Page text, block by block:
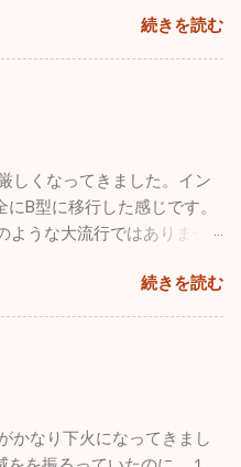
にも様々な飛行機がたくさ
むことができるよう工夫
とかなり長時間お話をしま
い事はたくさんあると思い
をかなり詳しく聞くこと
換になりますね。今回は大
日中過ごすことができたの
と時でした。最近は忙しす
いてもストレスがたまり
リアが分かれており、うち
らず！常に全力疾走。他
。時々走りますが自分のペ
すかね♪♪ そして昨年心臓
歳のシルバーの「ラヴ
劣らない走りっぷり。本当
すが、それでも狭い空間
ることはありませんので、
良い年でありますように！
しくお願い致します！！
インフルエンザはB型が出て
はほとんどがA型でしたが、
がB型でした。コロナも４名
油断はできませんね。引
されましたか。自分は久し
休みを頂いたのでワンコ達
いました。 12/26診療終了
。24時間の船旅でしたが、
っという間でした。船には
・売店はもちろん、ジ
ですが、経験したことがな
続きを読む
しくなってきました。イン
B型に移行した感じです。
ような大流行ではありませ
して相変わらず猛威を振る
性胃腸炎。毎日20～30人の
。どの疾患にしても予防は
」「規則正しい生活」で
県の利根川河川敷に行って
続きを読む
かなり下火になってきまし